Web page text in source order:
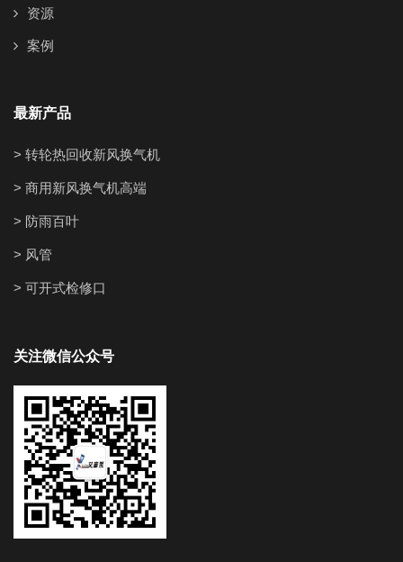
资源
案例
最新产品
> 转轮热回收新风换气机
> 商用新风换气机高端
> 防雨百叶
> 风管
> 可开式检修口
关注微信公众号